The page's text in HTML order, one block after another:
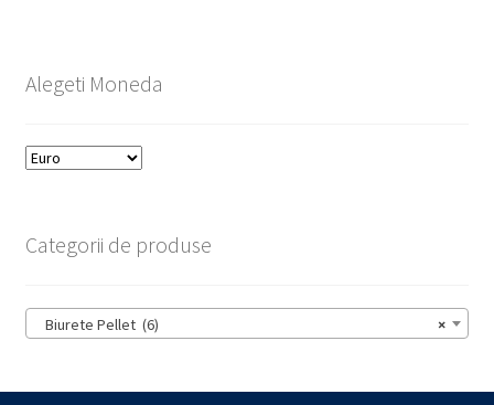
Alegeti Moneda
Categorii de produse
×
Biurete Pellet (6)